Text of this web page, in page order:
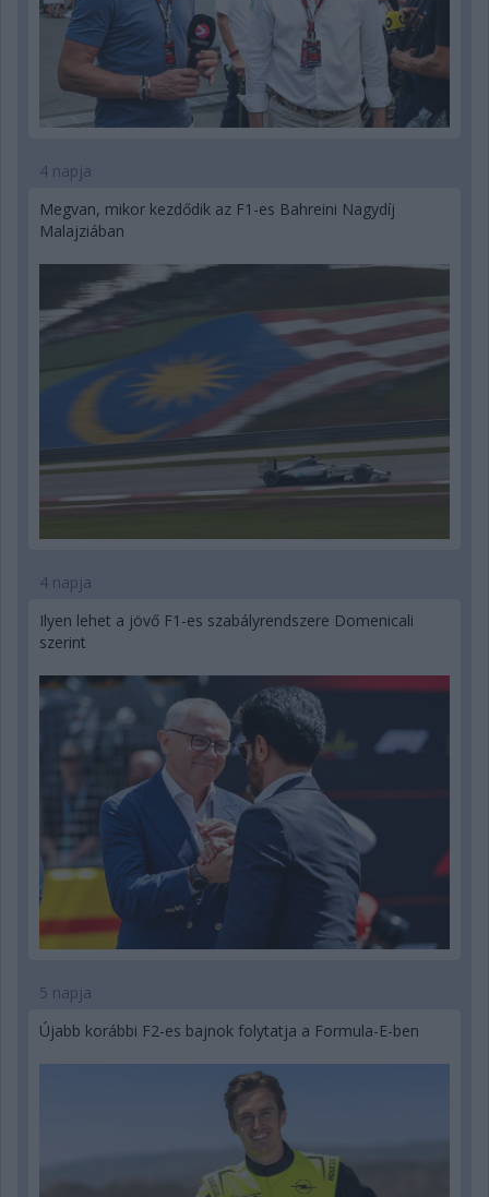
4 napja
Megvan, mikor kezdődik az F1-es Bahreini Nagydíj
Malajziában
4 napja
Ilyen lehet a jövő F1-es szabályrendszere Domenicali
szerint
5 napja
Újabb korábbi F2-es bajnok folytatja a Formula-E-ben